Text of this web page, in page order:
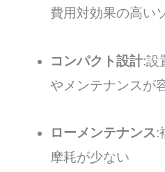
費用対効果の高い
コンパクト設計:設
やメンテナンスが
ローメンテナンス:
摩耗が少ない